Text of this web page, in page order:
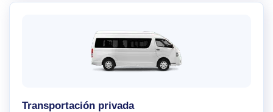
Transportación privada